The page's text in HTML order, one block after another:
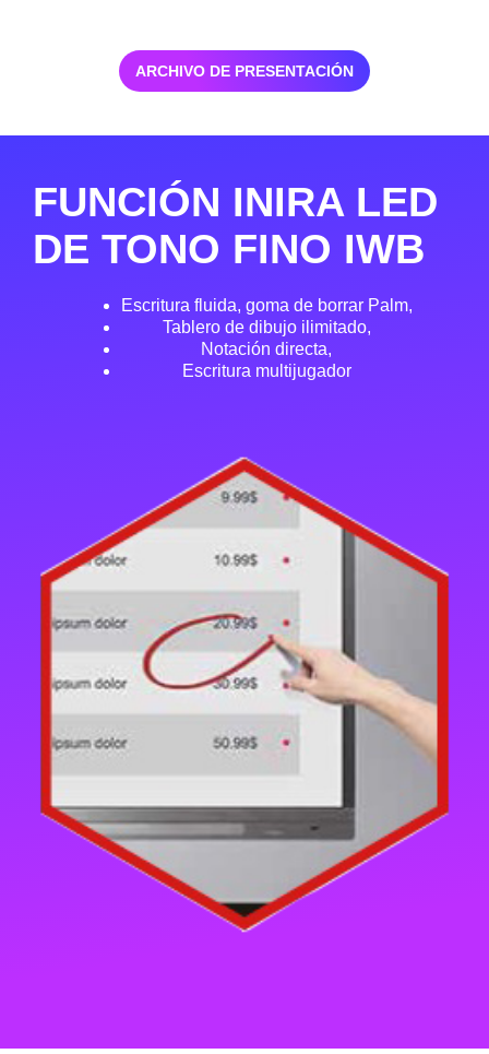
ARCHIVO DE PRESENTACIÓN
FUNCIÓN INIRA LED
DE TONO FINO IWB
Escritura fluida, goma de borrar Palm,
Tablero de dibujo ilimitado,
Notación directa,
Escritura multijugador